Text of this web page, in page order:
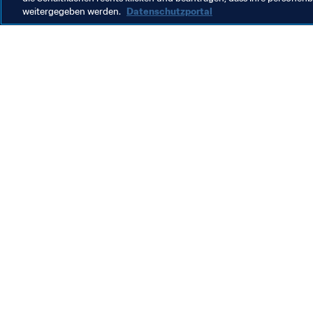
weitergegeben werden. Datenschutzportal